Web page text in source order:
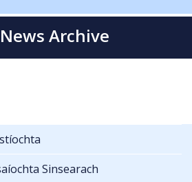
Archive
Sinsearach